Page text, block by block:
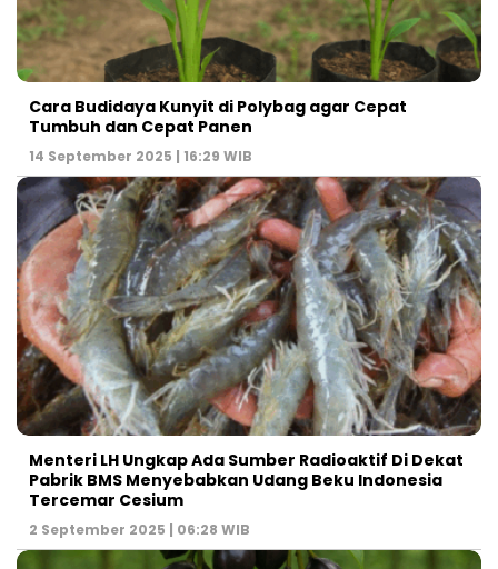
Cara Budidaya Kunyit di Polybag agar Cepat
Tumbuh dan Cepat Panen
14 September 2025 | 16:29 WIB
Menteri LH Ungkap Ada Sumber Radioaktif Di Dekat
Pabrik BMS Menyebabkan Udang Beku Indonesia
Tercemar Cesium
2 September 2025 | 06:28 WIB